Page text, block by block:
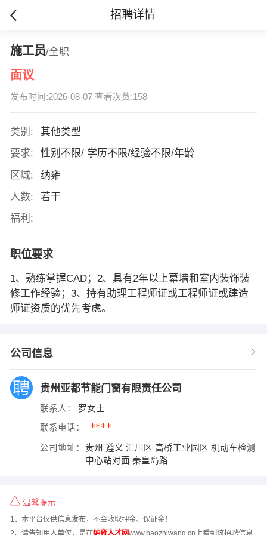
招聘详情
施工员/全职
面议
发布时间:2026-08-07 查看次数:158
类别:
其他类型
要求:
性别不限/ 学历不限/经验不限/年龄
区域:
纳雍
人数:
若干
福利:
职位要求
1、熟练掌握CAD；2、具有2年以上幕墙和室内装饰装
修工作经验；3、持有助理工程师证或工程师证或建造
师证资质的优先考虑。
公司信息
贵州亚都节能门窗有限责任公司
联系人： 罗女士
联系电话： ****
公司地址：
贵州 遵义 汇川区 高桥工业园区 机动车检测
中心站对面 秦皇岛路
温馨提示
1、本平台仅供信息发布，不会收取押金、保证金！
2、请告知用人单位，是在纳雍人才网www.baozhiwang.cn上看到该招聘信息